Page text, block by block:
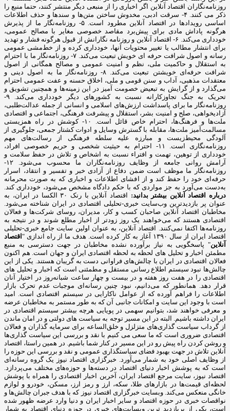
روزنامه‌نگاران اقتصاد آنلاین اگر اخباری را از منبعی دیگر منتشر کنند، حتما منبع را
ذکر می کنند. ۴- سرقت ادبی، مخدوش ساختن متن‌ها و سندها و حذف اطلاعات
اساسی رویدادها در اقتصاد آنلاین مطرود است. ۵- روزنامه‌نگار ما از پذیرش
هرگونه پاداش مادی برای پیش‌برد مقاصد خصوصی مغایر با مصالح عمومی،
خودداری می‌کند. ۶- اقتصاد آنلاین و روزنامه نگارانش از قبول هرگونه فشار و تهدید
برای انتشار مطالب یا تغییر محتویات آنها، خودداری کرده و از خط‌مشی عمومی
رسانه و اصول شرافت حرفه ای خویش تبعیت می‌کند. ۷- روزنامه‌نگار ما با احترام
به استقلال و حاکمیت ملی، نظم و امنیت عمومی و مصالح همگانی از اصول
شرافت حرفه‌ای خویشتن تبعیت می‌کند. ۸- روزنامه‌نگار ما به اصول دینی و
معتقدات مذهبی، آداب و سنن قومی و ملی، اخلاق حسنه و عفت عمومی احترام
می‌گذارد و از گرایش به تبعیض خصومت آمیز در این زمینه‌ها و همچنین تشویق و
تحریک به جنگ تجاوزکارانه نسبت به کشورهای دیگر خودداری می‌کند. ۹-
روزنامه‌نگار ما برای پاسداشت ارزش‌های اسلامی و انسانی از جمله عدالت‌طلبی،
آزادیخواهی، صلح و امنیت بشر، استقلال و پیشرفت فرهنگی، اجتماعی و اقتصادی
ملت‌ها و فرهنگ‌ها، احترام خاص قائل است. ۱۰- کوشش در راه همزیستی
مسالمت‌آمیز ملت‌ها، مقابله با گسترش وسایل و ادوات کشتار جمعی، جلوگیری از
آلودگی محیط‌زیست و مبارزه علیه سلطه فرهنگی از رسالت‌های مهم
روزنامه‌نگاری است. ۱۱- احترام به حیثیت شخصی و حریم خصوصی افراد،
خودداری از توهین، تهمت و افتراء نسبت به اشخاص و تلاش در حفظ سلامت و
آرامش روانی جامعه از وظایف روزنامه‌نگاران ما محسوب می‌شود. ۱۲-
روزنامه‌نگار ما موظف است ضمن دفاع از آزادی خبر و تفسیر و انتقاد، اسرار
حرفه‌ای خود را حفظ کند و از افشای اطلاعات و اخباری که به صورت محرمانه
به‌دست می‌آورد به جز مواردی که با حکم دادگاه مشخص می‌شود، خودداری کند.
درباره اقتصاد آنلاین بیشتر بدانید:
اقتصاد آنلاین با رنک ۳۰ الکسا در ایران، به
عنوان پر بازدیدترین وب‌سایت خبری-تحلیلی اقتصادی در ایران شناخته می‌شود.
مخاطبان اقتصاد آنلاین صاحبان کسب و کار، مدیران، روسای شرکت‌ها و فعالان
اقتصادی هستند که می‌خواهند یک روز زودتر از اخبار مطلع شوند و در نتیجه به
روزنامه‌ها اکتفا نمی‌کنند. اقتصاد آنلاین، به عنوان اولین سایت جامع خبری-تحلیلی
اقتصاد ایران از سال ۱۳۹۰ آغاز به کار کرده است. هدف ما از راه اندازی "
اقتصاد
آنلاین" پاسخگویی به نیاز برآورده نشده مخاطبان در جهت دسترسی به منبع
مطمئن اخبار و تحلیل های لحظه به لحظه اقتصادی ایران و جهان است. هم اکنون
فعالان اقتصادی در ایران با چالش‌های فراوانی دست به گریبان هستند. یکی از این
چالش‌ها نبود سیستم اطلاع رسانی مستقل و مطمئنی است که اخبار و تحلیل های
اقتصادی را در هفت روز هفته و در بیست و چهار ساعت شبانه‌روز در اختیار آنان
قرار دهد. همانطور که می‌دانیم، نبود چنین رسانه‌ای موجبات عدم تحرک بازار
اطلاعات را فراهم آورده که از عوامل ناکارایی در سیستم اقتصادی است. امید
است با وجود این سایت و امکانات جانبی آن که به طور مستمر به مخاطبان عرضه
و معرفی خواهند شد، بتوانیم سهمی در پویایی هرچه بیشتر سیستم اقتصادی در
ایران داشته باشیم. البته در این مسیر توجه به سیاست های دولتی و در امان ماندن
از گرداب سیاست گذاری‌های متزلزل و خلق‌الساعه برای سرمایه گذاران و فعالان
اقتصادی ضروری است که ما سعی می کنیم با نقد و بررسی این سیاست گذاری‌ها
و روشن کردن راه پیش رو در این مسیر در کنار شما باشیم. در همین راستا، اقتصاد
آنلاین تلاش در جهت بهبود فضای سیاستگذاری عمومی و نقد و بررسی این حوزه را
از وظایف اصلی خود به شمار می‌آورد. خبرگزاری اقتصاد نیوز یک گروه رسانه‌ای
است که به پوشش اخبار دنیای اقتصاد در دسته‌ها و حوزه‌های مختلف می‌پردازد.
اقتصاد نیوز، سایت مرجع اقتصاد ایران، آخرین اخبار اقتصادی را همراه با پوشش
لحظه‌ای قیمت‌ها در بازارهای طلا، سکه، ارز و رمز ارز، مسکن، خودرو و لوازم
خانگی منعکس می‌کند. وبسایت خبرگزاری اقتصاد نیوز که با هدف جبران چالش‌ها و
نواقصات خبری در حوزه اقتصاد و سایر اخبار ایران و دنیا وارد عرضه ظهور شده
است، یکی از پربازدید ترین وبسایت‌های خبری در حوزه دنیای اقتصاد به شمار